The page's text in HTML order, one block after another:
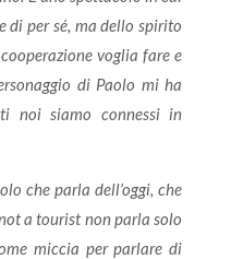
di per sé, ma dello spirito
voglia fare e
di Paolo mi ha
noi siamo connessi in
che parla dell’oggi, che
a tourist non parla solo
miccia per parlare di